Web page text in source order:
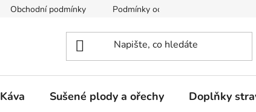
Obchodní podmínky Podmínky ochrany osobních údajů
Káva Sušené plody a ořechy Doplňky